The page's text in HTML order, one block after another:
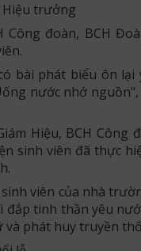
Hiệu trưởng
Công đoàn, BCH
bài phát biểu ôn lại
nước nhớ
Hiệu, BCH Công
sinh viên đã thực
viên của nhà
đắp tinh thần yêu
phát huy truyền